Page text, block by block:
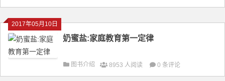
2017年05月10日
奶蜜盐:家庭教育第一定律
图书介绍 8953 人阅读 0 条评论